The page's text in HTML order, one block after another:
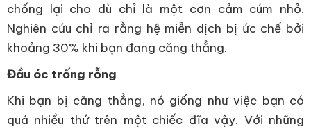
chống lại cho dù chỉ là một cơn cảm cúm nhỏ.
Nghiên cứu chỉ ra rằng hệ miễn dịch bị ức chế bởi
khoảng 30% khi bạn đang căng thẳng.
Đầu óc trống rỗng
Khi bạn bị căng thẳng, nó giống như việc bạn có
quá nhiều thứ trên một chiếc đĩa vậy. Với những